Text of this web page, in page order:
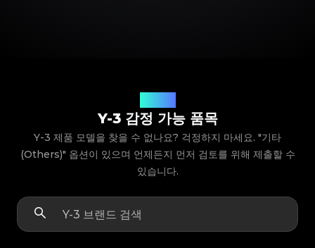
Y-3 감정 가능 품목
Y-3 제품 모델을 찾을 수 없나요? 걱정하지 마세요. "기타
(Others)" 옵션이 있으며 언제든지 먼저 검토를 위해 제출할 수
있습니다.